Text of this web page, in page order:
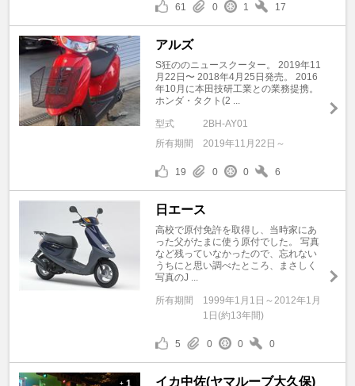
61 0 1 17
アルズ
S狂ののニュースクーター。 2019年11
月22日〜 2018年4月25日発売。 2016
年10月に本田技研工業との業務提携。
ホンダ・タクト(2 ...
型式
2BH-AY01
所有期間
2019年11月22日～
19 0 0 6
日エース
高校で原付免許を取得し、当時家にあ
った父がたまに使う原付でした。 写真
など残っていなかったので、忘れない
うちにと思い調べたところ、まさしく
写真のJ ...
所有期間
1999年1月1日～2012年1月
1日(約13年間)
5 0 0 0
+ イカ中佐(ヤマルーブ大久保)